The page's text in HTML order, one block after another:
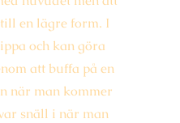
en lägre form. I
och kan göra
att buffa på en
när man kommer
snäll i när man